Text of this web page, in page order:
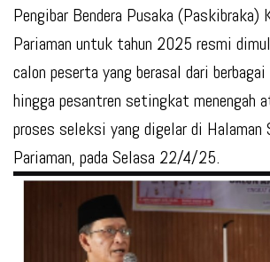
Pengibar Bendera Pusaka (Paskibraka)
Pariaman untuk tahun 2025 resmi
calon peserta yang berasal dari
hingga pesantren setingkat menengah
proses seleksi yang digelar di Halaman
Pariaman, pada Selasa 22/4/25.